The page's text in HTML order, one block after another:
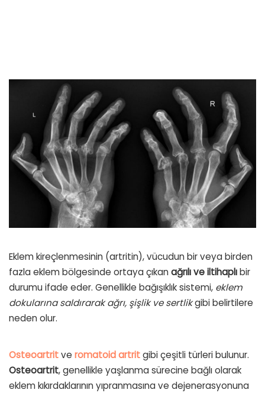
Eklem kireçlenmesinin (artritin), vücudun bir veya birden
fazla eklem bölgesinde ortaya çıkan ağrılı ve iltihaplıbir
durumu ifade eder. Genellikle bağışıklık sistemi, eklem
dokularına saldırarak ağrı, şişlik ve sertlikgibi belirtilere
neden olur.
Osteoartritve romatoid artritgibi çeşitli türleri bulunur.
Osteoartrit, genellikle yaşlanma sürecine bağlı olarak
eklem kıkırdaklarının yıpranmasına ve dejenerasyonuna